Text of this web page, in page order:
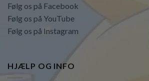
Følg os på Facebook
Følg os på YouTube
Følg os på Instagram
HJÆLP OG INFO